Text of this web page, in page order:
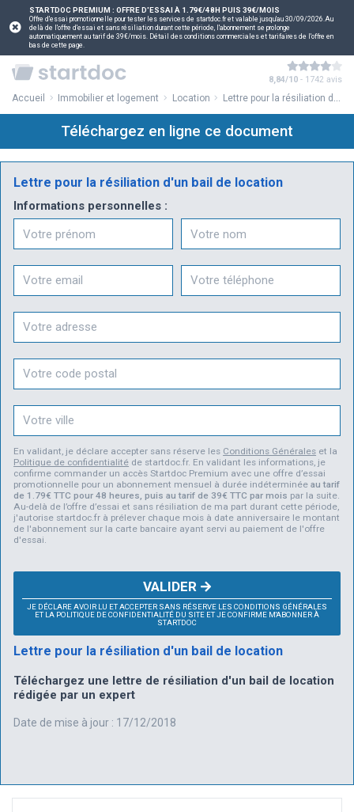
STARTDOC PREMIUM : OFFRE D'ESSAI À 1.79€/48H PUIS 39€/MOIS
Offre d'essai promotionnelle pour tester les services de startdoc.fr et valable jusqu'au 30/09/2026.Au
delà de l'offre d'essai et sans résiliation durant cette période, l'abonnement se prolonge
automatiquement au tarif de 39€/mois. Détail des conditions commerciales et tarifaires de l'offre en
bas de cette page.
8,84/10 - 1742 avis
Accueil Immobilier et logement Location Lettre pour la résiliation d'un bail de location
Téléchargez en ligne ce document
Lettre pour la résiliation d'un bail de location
Informations personnelles :
Prénom Nom
Email Téléphone
En validant, je déclare accepter sans réserve les Conditions Générales et la
Politique de confidentialité de startdoc.fr. En validant les informations, je
confirme commander un accès Startdoc Premium avec une offre d’essai
promotionnelle pour un abonnement mensuel à durée indéterminéeau tarif
de 1.79€ TTC pour 48 heures, puis au tarif de 39€ TTC par mois par la suite.
Au-delà de l’offre d’essai et sans résiliation de ma part durant cette période,
j'autorise startdoc.fr à prélever chaque mois à date anniversaire le montant
de l'abonnement sur la carte bancaire ayant servi au paiement de l'offre
d'essai.
JE DÉCLARE AVOIR LU ET ACCEPTER SANS RÉSERVE LES CONDITIONS GÉNÉRALES
ET LA POLITIQUE DE CONFIDENTIALITÉ DU SITE ET JE CONFIRME M'ABONNER À
STARTDOC
VALIDER
Lettre pour la résiliation d'un bail de location
Téléchargez une lettre de résiliation d'un bail de location
rédigée par un expert
Date de mise à jour : 17/12/2018